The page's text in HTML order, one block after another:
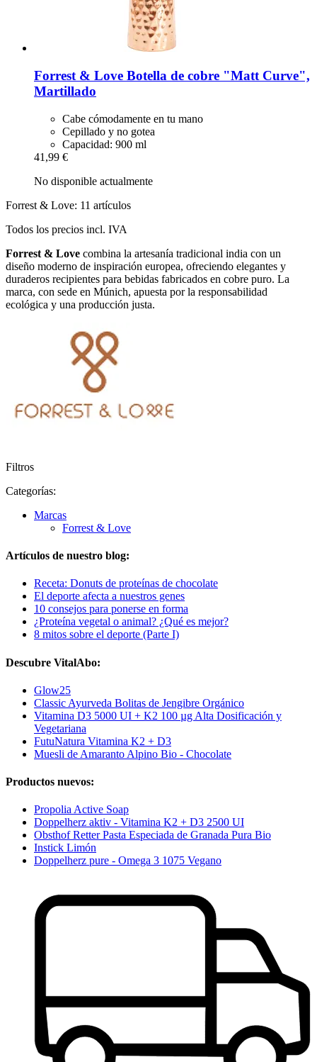
Forrest & Love Botella de cobre "Matt Curve",
Martillado
Cabe cómodamente en tu mano
Cepillado y no gotea
Capacidad: 900 ml
41,99 €
No disponible actualmente
Forrest & Love: 11 artículos
Todos los precios incl. IVA
Forrest & Love combina la artesanía tradicional india con un
diseño moderno de inspiración europea, ofreciendo elegantes y
duraderos recipientes para bebidas fabricados en cobre puro. La
marca, con sede en Múnich, apuesta por la responsabilidad
ecológica y una producción justa.
Filtros
Categorías:
Marcas
Forrest & Love
Artículos de nuestro blog:
Receta: Donuts de proteínas de chocolate
El deporte afecta a nuestros genes
10 consejos para ponerse en forma
¿Proteína vegetal o animal? ¿Qué es mejor?
8 mitos sobre el deporte (Parte I)
Descubre VitalAbo:
Glow25
Classic Ayurveda Bolitas de Jengibre Orgánico
Vitamina D3 5000 UI + K2 100 µg Alta Dosificación y
Vegetariana
FutuNatura Vitamina K2 + D3
Muesli de Amaranto Alpino Bio - Chocolate
Productos nuevos:
Propolia Active Soap
Doppelherz aktiv - Vitamina K2 + D3 2500 UI
Obsthof Retter Pasta Especiada de Granada Pura Bio
Instick Limón
Doppelherz pure - Omega 3 1075 Vegano